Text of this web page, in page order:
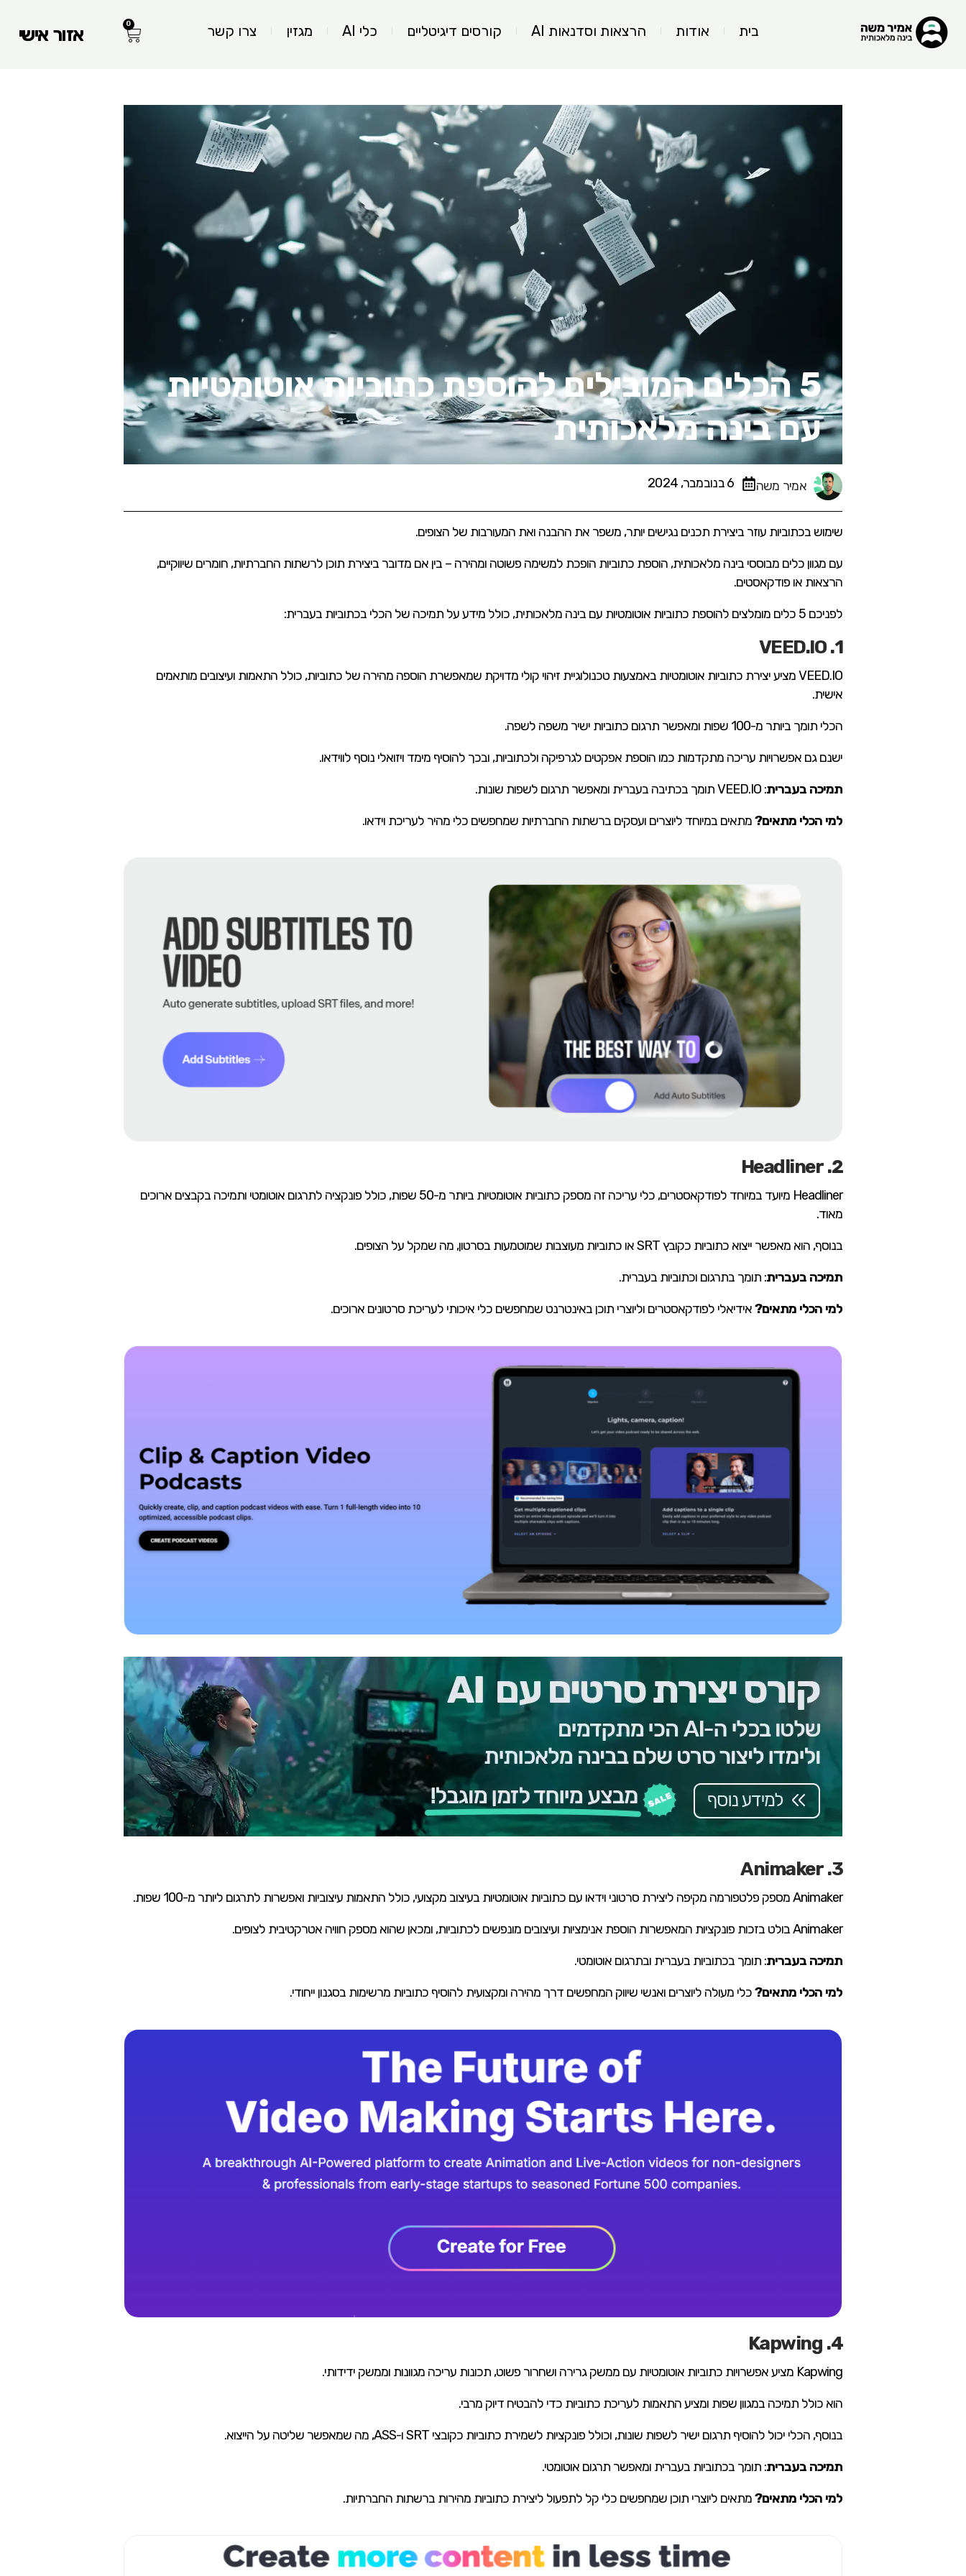
בית אודות הרצאות וסדנאות AI קורסים דיגיטליים כלי AI מגזין צרו קשר 0עגלת
קניותאזור אישי
5 הכלים המובילים להוספת כתוביות אוטומטיות
עם בינה מלאכותית
אמיר משה 6 בנובמבר, 2024
שימוש בכתוביות עוזר ביצירת תכנים נגישים יותר, משפר את ההבנה ואת המעורבות של הצופים.
עם מגוון כלים מבוססי בינה מלאכותית, הוספת כתוביות הופכת למשימה פשוטה ומהירה – בין אם מדובר ביצירת תוכן לרשתות החברתיות, חומרים שיווקיים,
הרצאות או פודקאסטים.
לפניכם 5 כלים מומלצים להוספת כתוביות אוטומטיות עם בינה מלאכותית, כולל מידע על תמיכה של הכלי בכתוביות בעברית:
1. VEED.IO
VEED.IO מציע יצירת כתוביות אוטומטיות באמצעות טכנולוגיית זיהוי קולי מדויקת שמאפשרת הוספה מהירה של כתוביות, כולל התאמות ועיצובים מותאמים
אישית.
הכלי תומך ביותר מ-100 שפות ומאפשר תרגום כתוביות ישיר משפה לשפה.
ישנם גם אפשרויות עריכה מתקדמות כמו הוספת אפקטים לגרפיקה ולכתוביות, ובכך להוסיף מימד ויזואלי נוסף לווידאו.
תמיכה בעברית: VEED.IO תומך בכתיבה בעברית ומאפשר תרגום לשפות שונות.
למי הכלי מתאים?מתאים במיוחד ליוצרים ועסקים ברשתות החברתיות שמחפשים כלי מהיר לעריכת וידאו.
2. Headliner
Headliner מיועד במיוחד לפודקאסטרים, כלי עריכה זה מספק כתוביות אוטומטיות ביותר מ-50 שפות, כולל פונקציה לתרגום אוטומטי ותמיכה בקבצים ארוכים
מאוד.
בנוסף, הוא מאפשר ייצוא כתוביות כקובץ SRT או כתוביות מעוצבות שמוטמעות בסרטון, מה שמקל על הצופים.
תמיכה בעברית: תומך בתרגום וכתוביות בעברית.
למי הכלי מתאים?אידיאלי לפודקאסטרים וליוצרי תוכן באינטרנט שמחפשים כלי איכותי לעריכת סרטונים ארוכים.
3. Animaker
Animaker מספק פלטפורמה מקיפה ליצירת סרטוני וידאו עם כתוביות אוטומטיות בעיצוב מקצועי, כולל התאמות עיצוביות ואפשרות לתרגום ליותר מ-100 שפות.
Animaker בולט בזכות פונקציות המאפשרות הוספת אנימציות ועיצובים מונפשים לכתוביות, ומכאן שהוא מספק חוויה אטרקטיבית לצופים.
תמיכה בעברית: תומך בכתוביות בעברית ובתרגום אוטומטי.
למי הכלי מתאים?כלי מעולה ליוצרים ואנשי שיווק המחפשים דרך מהירה ומקצועית להוסיף כתוביות מרשימות בסגנון ייחודי.
4. Kapwing
Kapwing מציע אפשרויות כתוביות אוטומטיות עם ממשק גרירה ושחרור פשוט, תכונות עריכה מגוונות וממשק ידידותי.
הוא כולל תמיכה במגוון שפות ומציע התאמות לעריכת כתוביות כדי להבטיח דיוק מרבי.
בנוסף, הכלי יכול להוסיף תרגום ישיר לשפות שונות, וכולל פונקציות לשמירת כתוביות כקובצי SRT ו-ASS, מה שמאפשר שליטה על הייצוא.
תמיכה בעברית: תומך בכתוביות בעברית ומאפשר תרגום אוטומטי.
למי הכלי מתאים?מתאים ליוצרי תוכן שמחפשים כלי קל לתפעול ליצירת כתוביות מהירות ברשתות החברתיות.